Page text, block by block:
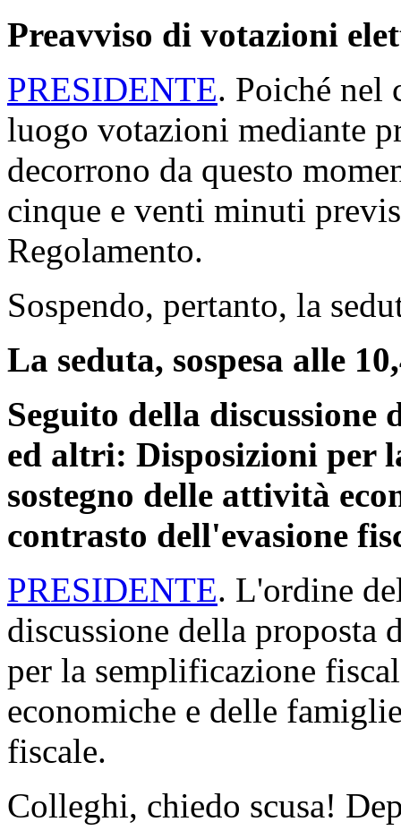
Preavviso di votazioni
PRESIDENTE. Poiché nel
luogo votazioni mediante
decorrono da questo
cinque e venti minuti
Regolamento.
Sospendo, pertanto, la
La seduta, sospesa alle
Seguito della discussione
ed altri: Disposizioni per
sostegno delle attività
contrasto dell'evasione
PRESIDENTE. L'ordine
discussione della
per la semplificazione
economiche e delle
fiscale.
Colleghi, chiedo scusa!